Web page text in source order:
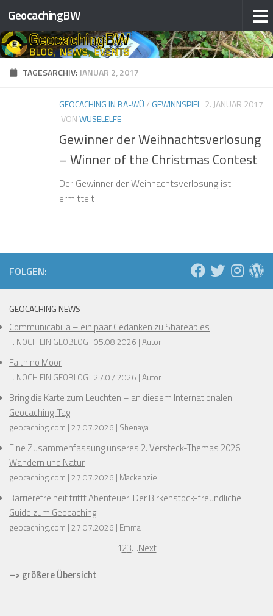
❅
❅
❅
❅
❅
❅
❅
❅
❅
❅
❅
❅
❅
❅
❅
❅
❅ Zum Inhalt springen
GeocachingBW
TAGESARCHIV:JANUAR 2, 2017
GEOCACHING IN BA-WÜ/ GEWINNSPIEL 2. JANUAR 2017
VONWUSELELFE
Gewinner der Weihnachtsverlosung
– Winner of the Christmas Contest
Der Gewinner der Weihnachtsverlosung ist
ermittelt
FOLGEN:
GEOCACHING NEWS
Communicabilia – ein paar Gedanken zu Shareables
... NOCH EIN GEOBLOG 05.08.2026 Autor
Faith no Moor
... NOCH EIN GEOBLOG 27.07.2026 Autor
Bring die Karte zum Leuchten – an diesem Internationalen
Geocaching-Tag
geocaching.com 27.07.2026 Shenaya
Eine Zusammenfassung unseres 2. Versteck-Themas 2026:
Wandern und Natur
geocaching.com 27.07.2026 Mackenzie
Barrierefreiheit trifft Abenteuer: Der Birkenstock-freundliche
Guide zum Geocaching
geocaching.com 27.07.2026 Emma
123…Next
–> größere Übersicht